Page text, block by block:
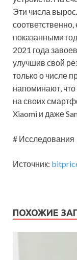
Эти числа
соответственно,
показанными
2021 года
улучшив свой
только о числе
напоминают,
на своих
Xiaomi и даже
# Исследования
Источник:
ПОХОЖИЕ